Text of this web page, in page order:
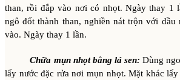
than, rồi đắp vào nơi có nhọt. Ngày thay 1
ngô đốt thành than, nghiền nát trộn với dầu
vào. Ngày thay 1 lần.
Chữa mụn nhọt bằng lá sen: Dùng
lấy nước đặc rửa nơi mụn nhọt. Mặt khác lấy